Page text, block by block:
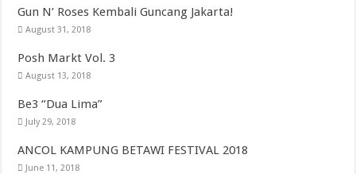
Gun N’ Roses Kembali Guncang Jakarta!
August 31, 2018
Posh Markt Vol. 3
August 13, 2018
Be3 “Dua Lima”
July 29, 2018
ANCOL KAMPUNG BETAWI FESTIVAL 2018
June 11, 2018